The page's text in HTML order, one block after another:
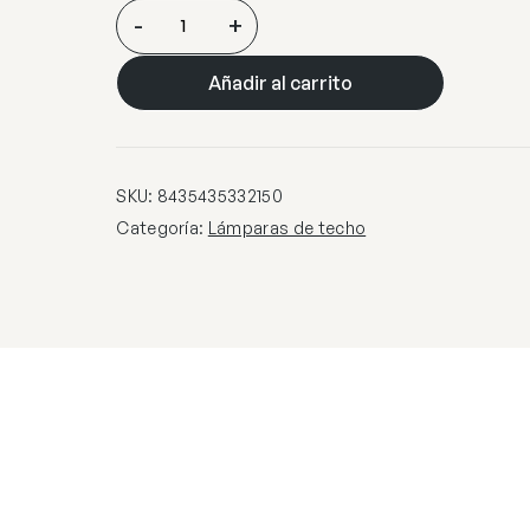
LAMPARA
·RING
II·
NEGRO
- +
Añadir al carrito
SKU: 8435435332150
Categoría: Lámparas de techo